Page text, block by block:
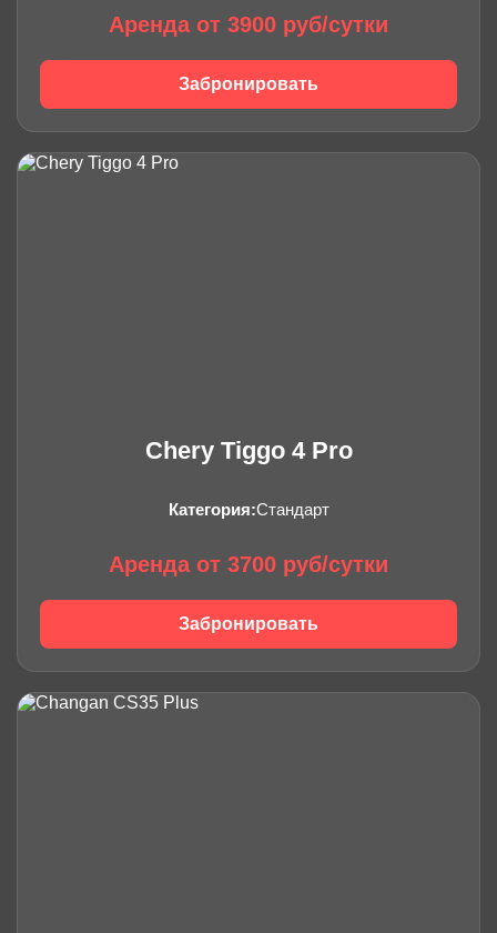
Аренда от 3900 руб/сутки
Забронировать
Chery Tiggo 4 Pro
Категория:Стандарт
Аренда от 3700 руб/сутки
Забронировать